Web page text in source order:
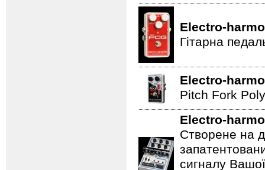
Electro-
Гітарна
Electro-
Pitch Fork
Electro-
Створене на
сигналу